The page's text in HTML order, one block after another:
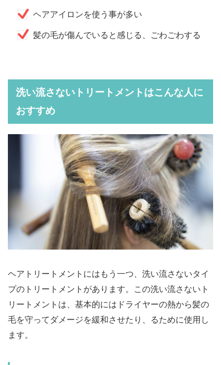
ヘアアイロンを使う事が多い
髪の毛が傷んでいると感じる、ごわごわする
洗い流さないトリートメントはこんな人に
おすすめ
ヘアトリートメントにはもう一つ、洗い流さないタイ
プのトリートメントがあります。この洗い流さないト
リートメントは、基本的にはドライヤーの熱から髪の
毛を守ってダメージを緩和させたり、るために使用し
ます。